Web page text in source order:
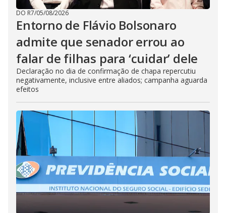
DO R7/05/08/2026
Entorno de Flávio Bolsonaro
admite que senador errou ao
falar de filhas para ‘cuidar’ dele
Declaração no dia de confirmação de chapa repercutiu
negativamente, inclusive entre aliados; campanha aguarda
efeitos